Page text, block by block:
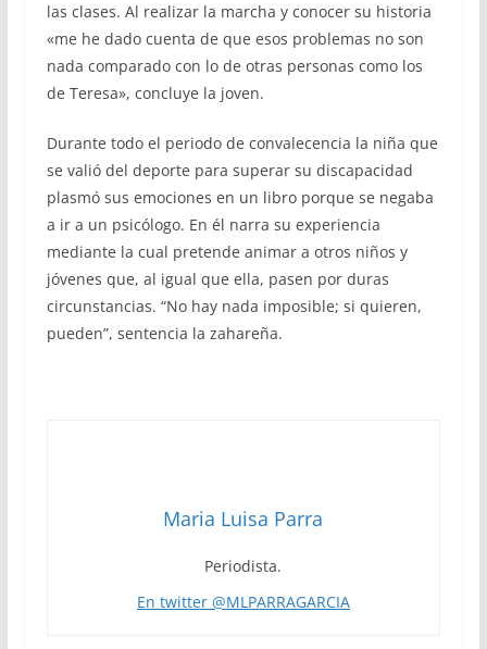
las clases. Al realizar la marcha y conocer su historia
«me he dado cuenta de que esos problemas no son
nada comparado con lo de otras personas como los
de Teresa», concluye la joven.
Durante todo el periodo de convalecencia la niña que
se valió del deporte para superar su discapacidad
plasmó sus emociones en un libro porque se negaba
a ir a un psicólogo. En él narra su experiencia
mediante la cual pretende animar a otros niños y
jóvenes que, al igual que ella, pasen por duras
circunstancias. “No hay nada imposible; si quieren,
pueden”, sentencia la zahareña.
Maria Luisa Parra
Periodista.
En twitter @MLPARRAGARCIA